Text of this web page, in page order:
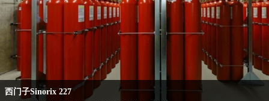
西门子Sinorix 227